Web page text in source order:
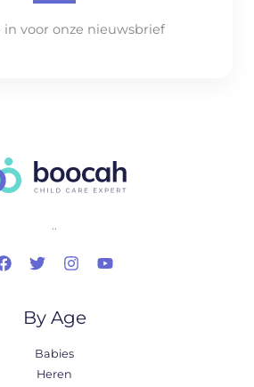
in voor onze nieuwsbrief
..
By Age
Babies
Heren